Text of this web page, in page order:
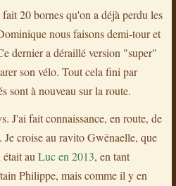
20 bornes qu'on a déjà perdu les
nous faisons demi-tour et
dernier a déraillé version "super"
son vélo. Tout cela fini par
sont à nouveau sur la route.
J'ai fait connaissance, en route, de
croise au ravito Gwënaelle, que
était auLuc en 2013, en tant
Philippe, mais comme il y en